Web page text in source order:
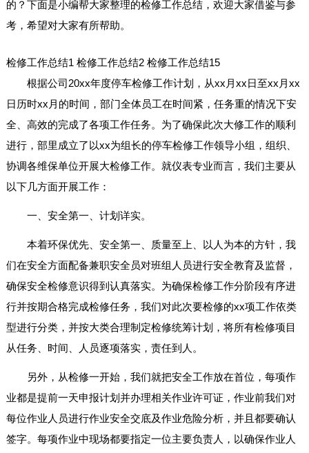
的？下面是小编帮大家整理的检修工作总结，欢迎大家借鉴与参
考，希望对大家有所帮助。
检修工作总结1
根据公司20xx年度停车检修工作计划，从xx月xx日至xx月xx
日历时xx月的时间，部门全体员工在时间紧，任务重的情况下安
全、高效的完成了各项工作任务。为了确保此次大修工作的顺利
进行，部里成立了以xx为组长的停车检修工作领导小组，组织、
协调各维保单位开展大检修工作。就仪表专业而言，我们主要从
以下几方面开展工作：
一、安全第一、计划详实。
本着环保优先、安全第一、质量至上、以人为本的方针，我
们在安全方面配备兼职安全员对班组人员进行安全教育及监督，
确保安全检修意识得到认真落实。为确保检修工作分阶段有序进
行并按期合格完成检修任务，我们对此次要检修的xx项工作依类
型进行分类，并按大类合理制定检修统筹计划，将所有检修项目
从任务、时间、人员逐项落实，责任到人。
另外，从检修一开始，我们就把安全工作放在首位，每项作
业都是提前一天申报计划并办理相关作业许可证，作业前我们对
每位作业人员进行作业安全交底及作业危险分析，并且都要确认
签字。每项作业中现场都要指定一位主要负责人，以确保作业人
检修工作总结2 检修工作总结15